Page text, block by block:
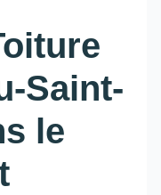
Saint-
le